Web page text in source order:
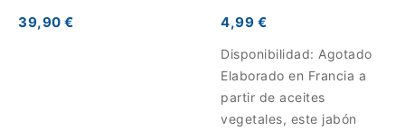
39,90 € 4,99 €
Disponibilidad: Agotado
Elaborado en Francia a
partir de aceites
vegetales, este jabón